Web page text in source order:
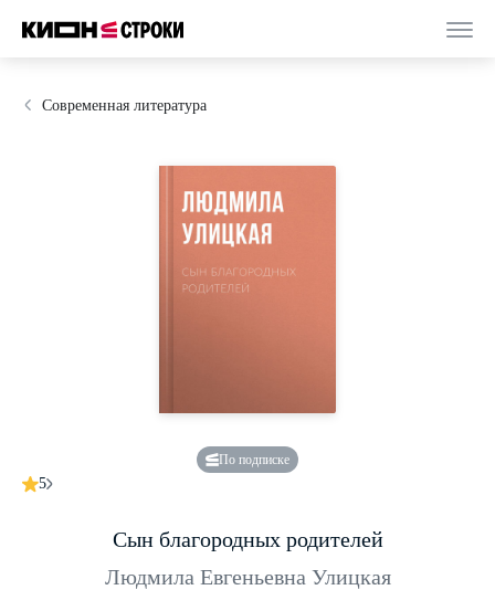
Современная литература
По подписке
5
Сын благородных родителей
Людмила Евгеньевна Улицкая